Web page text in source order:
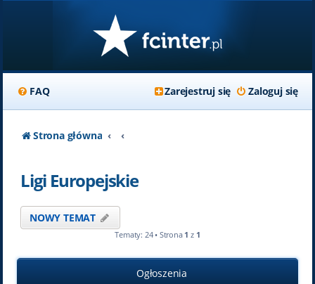
FAQ Zaloguj się
Zarejestruj się
Strona główna
Ligi Europejskie
NOWY TEMAT
Tematy: 24 • Strona 1 z 1
Ogłoszenia